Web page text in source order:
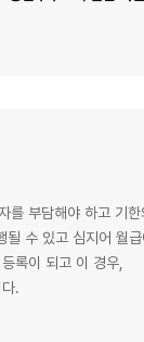
부담해야 하고 기
수 있고 심지어 월
록이 되고 이 경우,
.